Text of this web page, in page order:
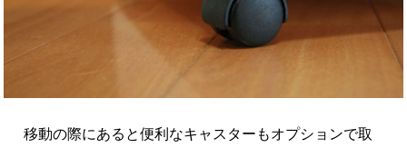
移動の際にあると便利なキャスターもオプションで取